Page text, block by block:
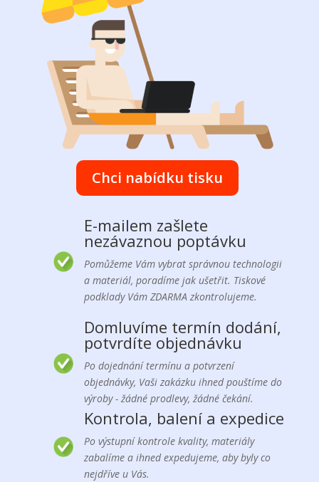
Chci nabídku tisku
E-mailem zašlete
nezávaznou poptávku
Pomůžeme Vám vybrat správnou technologii
a materiál, poradíme jak ušetřit. Tiskové
podklady Vám ZDARMA zkontrolujeme.
Domluvíme termín dodání,
potvrdíte objednávku
Po dojednání termínu a potvrzení
objednávky, Vaši zakázku ihned pouštíme do
výroby - žádné prodlevy, žádné čekání.
Kontrola, balení a expedice
Po výstupní kontrole kvality, materiály
zabalíme a ihned expedujeme, aby byly co
nejdříve u Vás.